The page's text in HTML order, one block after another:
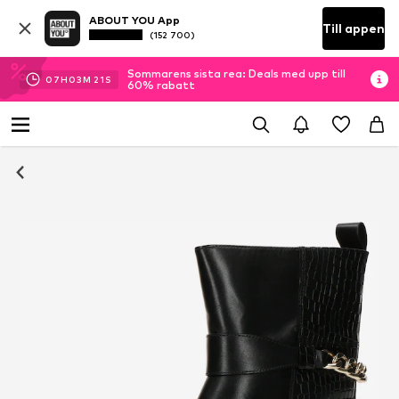
ABOUT YOU App
(152 700) Till appen
07H 03M 21 S
Sommarens sista rea: Deals med upp till
60% rabatt